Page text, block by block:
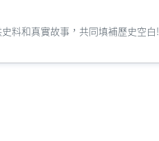
料和真實故事，共同填補歷史空白!